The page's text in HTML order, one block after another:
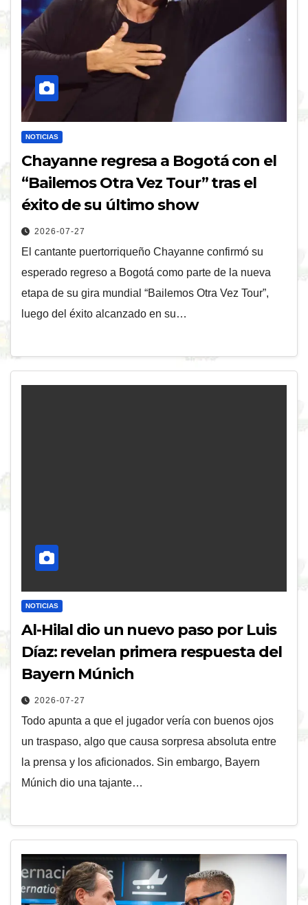
NOTICIAS
Chayanne regresa a Bogotá con el
“Bailemos Otra Vez Tour” tras el
éxito de su último show
2026-07-27
El cantante puertorriqueño Chayanne confirmó su
esperado regreso a Bogotá como parte de la nueva
etapa de su gira mundial “Bailemos Otra Vez Tour”,
luego del éxito alcanzado en su…
NOTICIAS
Al-Hilal dio un nuevo paso por Luis
Díaz: revelan primera respuesta del
Bayern Múnich
2026-07-27
Todo apunta a que el jugador vería con buenos ojos
un traspaso, algo que causa sorpresa absoluta entre
la prensa y los aficionados. Sin embargo, Bayern
Múnich dio una tajante…